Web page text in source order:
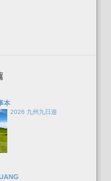
本
2026 九州九日遊